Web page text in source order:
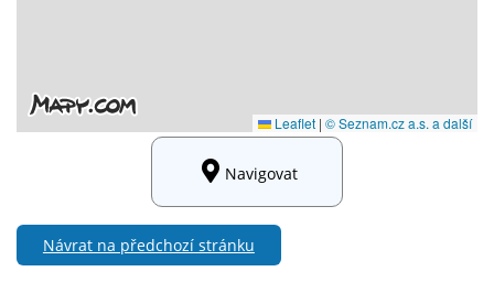
Navigovat
Návrat na předchozí stránku